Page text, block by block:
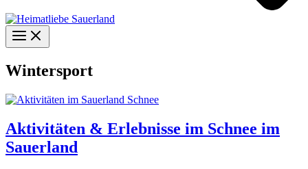
Wintersport
Aktivitäten & Erlebnisse im Schnee im
Sauerland